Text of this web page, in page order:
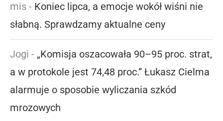
mis - Koniec lipca, a emocje wokół wiśni nie
słabną. Sprawdzamy aktualne ceny
Jogi - „Komisja oszacowała 90–95 proc. strat,
a w protokole jest 74,48 proc.” Łukasz Cielma
alarmuje o sposobie wyliczania szkód
mrozowych